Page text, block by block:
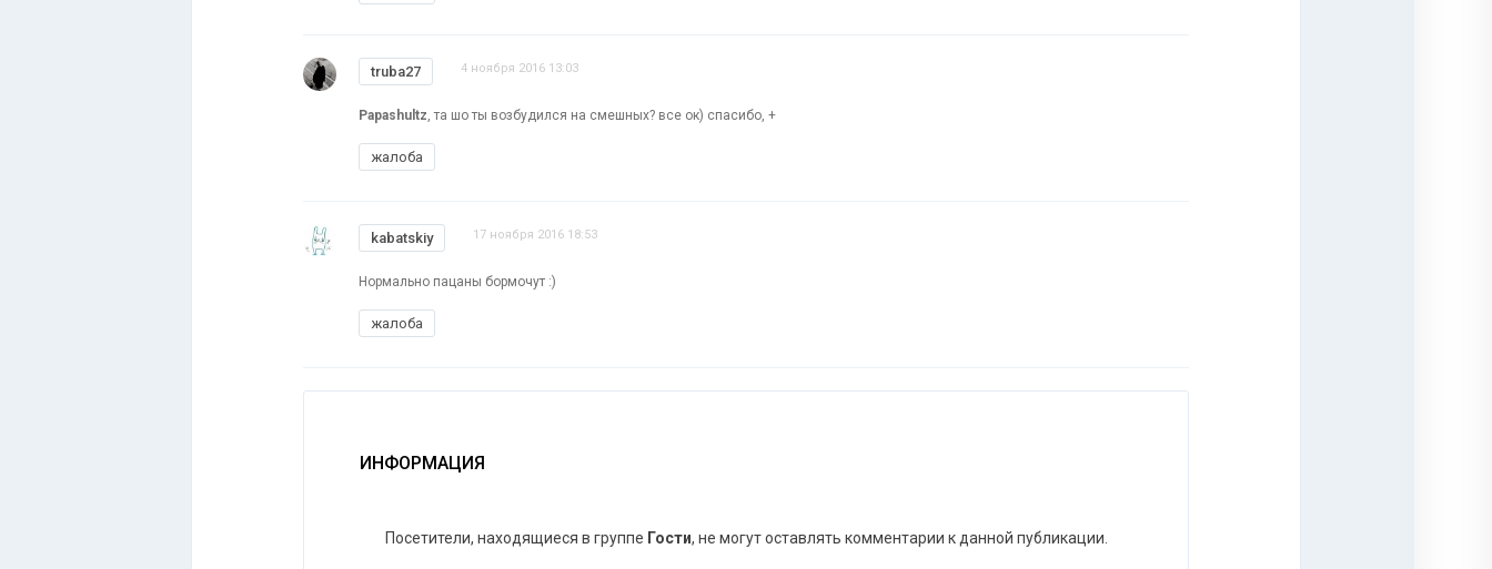
truba27 4 ноября 2016 13:03
Papashultz, та шо ты возбудился на смешных? все ок) спасибо, +
жалоба
kabatskiy 17 ноября 2016 18:53
Нормально пацаны бормочут :)
жалоба
ИНФОРМАЦИЯ
Посетители, находящиеся в группе Гости, не могут оставлять комментарии к данной публикации.